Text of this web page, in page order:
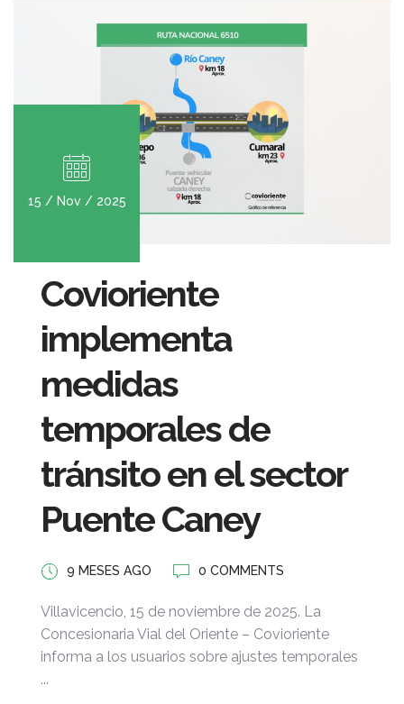
15 / Nov / 2025
Covioriente
implementa
medidas
temporales de
tránsito en el sector
Puente Caney
9 MESES AGO 0 COMMENTS
Villavicencio, 15 de noviembre de 2025. La
Concesionaria Vial del Oriente – Covioriente
informa a los usuarios sobre ajustes temporales
...